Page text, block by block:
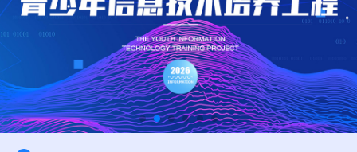
成绩证书
师资培训
关于器材